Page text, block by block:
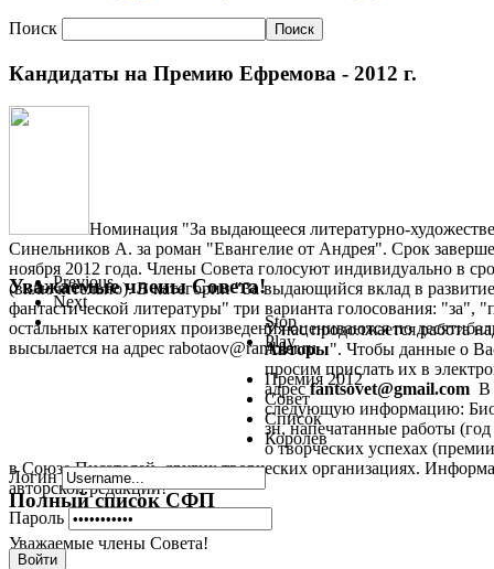
Поиск
Кандидаты на Премию Ефремова - 2012 г.
Номинация "За выдающееся литературно-
Синельников А. за роман "Евангелие от Андрея". Срок
ноября 2012 года. Члены Совета голосуют индивидуально в
(включительно). В категории "За выдающийся вклад в
фантастической литературы" три варианта голосования: "за",
остальных категориях произведения оцениваются по
высылается на адрес rabotaov@rambler.ru
Уважаемые члены Совета!
У нас продолжается работа
Авторы". Чтобы данные о
просим прислать их в
адресfantsovet@gmail.com В
следующую информацию:
зн, напечатанные работы
о творческих успехах
в Союзе Писателей, других творческих организациях.
авторской редакции!
Полный список СФП
Уважаемые члены Совета!
Previous
Next
Stop
Play
Премия 2012
Совет
Список
Королев
Логин
Пароль
Войти